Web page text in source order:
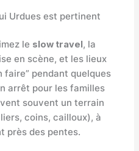
Urdues est pertinent
le slow travel, la
en scène, et les lieux
faire” pendant quelques
arrêt pour les familles
souvent un terrain
coins, cailloux), à
près des pentes.